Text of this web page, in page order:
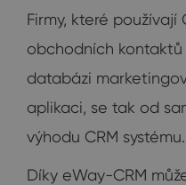
Firmy, které používají
obchodních kontaktů
databázi
aplikaci, se tak od
výhodu CRM systému.
Díky eWay-CRM